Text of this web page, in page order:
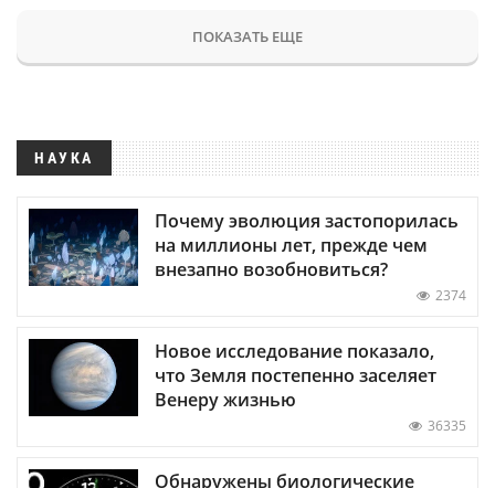
ПОКАЗАТЬ ЕЩЕ
НАУКА
Почему эволюция застопорилась
на миллионы лет, прежде чем
внезапно возобновиться?
2374
Новое исследование показало,
что Земля постепенно заселяет
Венеру жизнью
36335
Обнаружены биологические